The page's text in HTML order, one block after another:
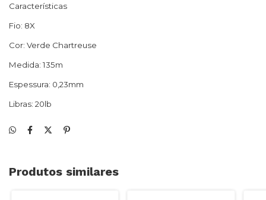
Características
Fio: 8X
Cor: Verde Chartreuse
Medida: 135m
Espessura: 0,23mm
Libras: 20lb
Produtos similares